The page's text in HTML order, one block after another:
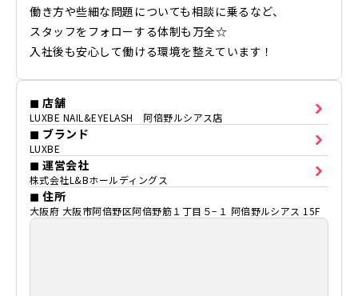
働き方や些細な問題についても相談に乗るなど、
スタッフをフォローする体制も万全☆
入社後も安心して働ける環境を整えています！
◼ 店舗
LUXBE NAIL&EYELASH 阿倍野ルシアス店
◼ ブランド
LUXBE
◼ 運営会社
株式会社L&Bホールディングス
◼ 住所
大阪府 大阪市阿倍野区阿倍野筋１丁目５−１ 阿倍野ルシアス 15F